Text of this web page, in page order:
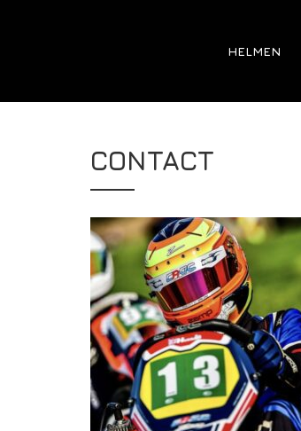
HELMEN
CONTACT